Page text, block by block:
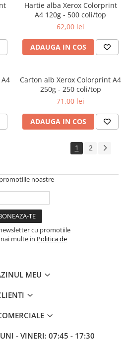
Hartie alba Xerox Colorprint
A4 120g - 500 coli/top
62,00 lei
ADAUGA IN COS
Carton alb Xerox Colorprint A4
250g - 250 coli/top
71,00 lei
ADAUGA IN COS
1 2
noastre
cu promotiile
multe in Politica de
MEU
- VINERI: 07:45 - 17:30